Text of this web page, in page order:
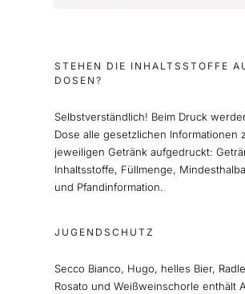
STEHEN DIE INHALTSSTOFFE
DOSEN?
Selbstverständlich! Beim Druck
Dose alle gesetzlichen Informationen
jeweiligen Getränk aufgedruckt:
Inhaltsstoffe, Füllmenge,
und Pfandinformation.
JUGENDSCHUTZ
Secco Bianco, Hugo, helles Bier,
Rosato und Weißweinschorle enthält